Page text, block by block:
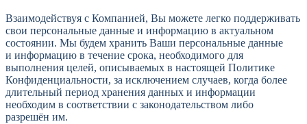
Взаимодействуя с Компанией, Вы можете легко поддерживать
свои персональные данные и информацию в актуальном
состоянии. Мы будем хранить Ваши персональные данные
и информацию в течение срока, необходимого для
выполнения целей, описываемых в настоящей Политике
Конфиденциальности, за исключением случаев, когда более
длительный период хранения данных и информации
необходим в соответствии с законодательством либо
разрешён им.